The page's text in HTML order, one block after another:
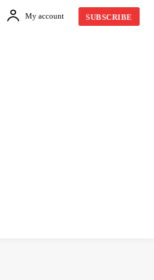
My account SUBSCRIBE